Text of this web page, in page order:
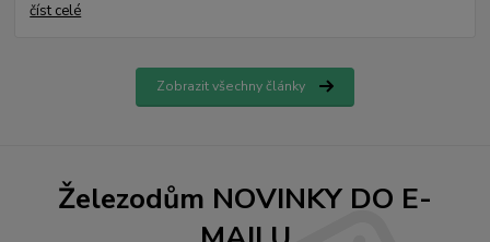
číst celé
Zobrazit všechny články
Železodům NOVINKY DO E-